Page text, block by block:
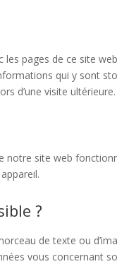
pages de ce site
qui y sont
d’une visite ultérieure.
notre site web
?
de texte ou
vous concernant